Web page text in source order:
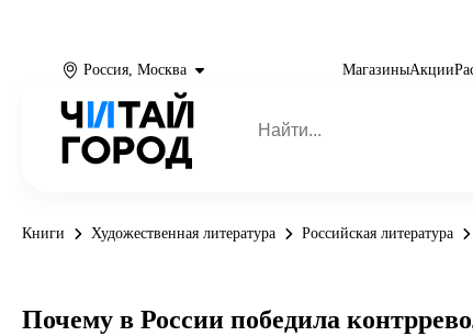
Россия, Москва МагазиныАкции
Книги Художественная литература Российская литература
Почему в России победила